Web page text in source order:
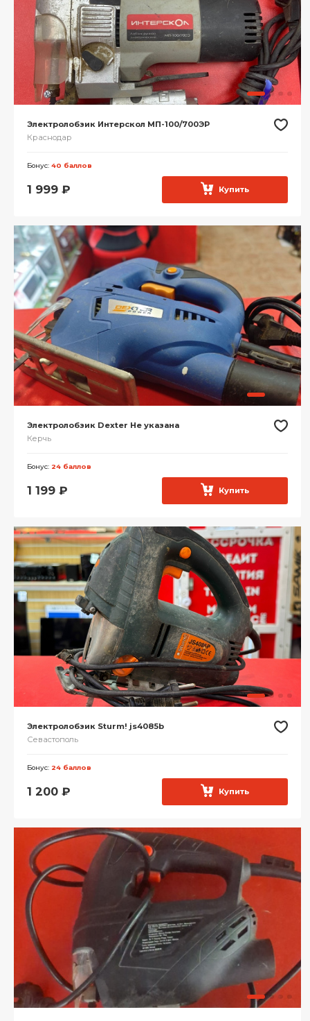
Электролобзик Интерскол МП-100/700ЭР
Краснодар
Бонус: 40 баллов
1 999 ₽ Купить
Электролобзик Dexter Не указана
Керчь
Бонус: 24 баллов
1 199 ₽ Купить
Электролобзик Sturm! js4085b
Севастополь
Бонус: 24 баллов
1 200 ₽ Купить